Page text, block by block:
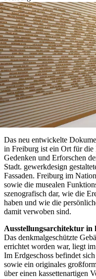
Das neu entwickelte
in Freiburg ist ein Ort für
Gedenken und Erforschen
Stadt. gewerkdesign
Fassaden. Freiburg im
sowie die musealen
szenografisch dar, wie die
haben und wie die
damit verwoben sind.
Ausstellungsarchitektur in
Das denkmalgeschützte
errichtet worden war, liegt
Im Erdgeschoss befindet
sowie ein originales
über einen kassettenartigen